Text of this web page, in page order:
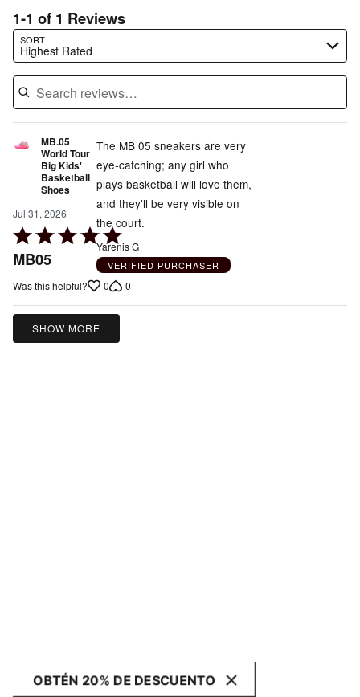
1-1 of 1 Reviews
SORT
Highest Rated
Search reviews…
MB.05
World Tour
Big Kids'
Basketball
Shoes
Jul 31, 2026
Rated
5
of
5
MB05
The MB 05 sneakers are very
eye-catching; any girl who
plays basketball will love them,
and they'll be very visible on
the court.
Yarenis G
VERIFIED PURCHASER
Was this helpful? 0 0
SHOW MORE
OBTÉN 20% DE DESCUENTO